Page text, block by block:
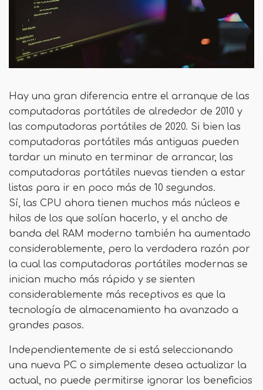
Hay una gran diferencia entre el arranque de las
computadoras portátiles de alrededor de 2010 y
las computadoras portátiles de 2020. Si bien las
computadoras portátiles más antiguas pueden
tardar un minuto en terminar de arrancar, las
computadoras portátiles nuevas tienden a estar
listas para ir en poco más de 10 segundos.
Sí, las CPU ahora tienen muchos más núcleos e
hilos de los que solían hacerlo, y el ancho de
banda del RAM moderno también ha aumentado
considerablemente, pero la verdadera razón por
la cual las computadoras portátiles modernas se
inician mucho más rápido y se sienten
considerablemente más receptivos es que la
tecnología de almacenamiento ha avanzado a
grandes pasos.
Independientemente de si está seleccionando
una nueva PC o simplemente desea actualizar la
actual, no puede permitirse ignorar los beneficios